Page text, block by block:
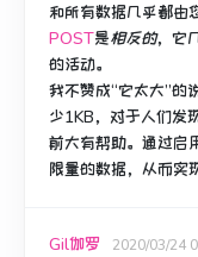
和所有数据几乎都由
POST是相反的，它
的活动。
我不赞成“它太大”的
少1KB，对于人们发
前大有帮助。通过启
限量的数据，从而实
Gil伽罗 2020/03/24